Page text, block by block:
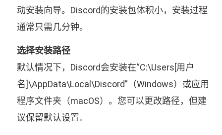
动安装向导。Discord的安装包体积小，安装过程
通常只需几分钟。
选择安装路径
默认情况下，Discord会安装在“C:\Users[用户
名]\AppData\Local\Discord”（Windows）或应用
程序文件夹（macOS）。您可以更改路径，但建
议保留默认设置。